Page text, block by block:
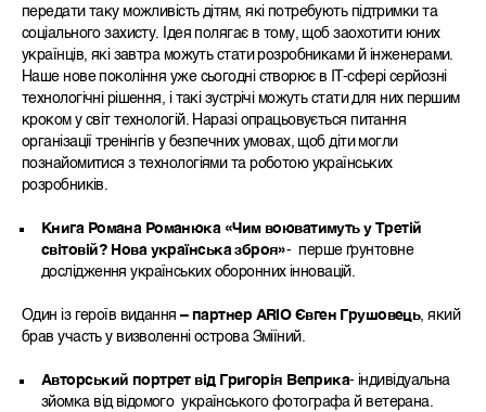
передати таку можливість дітям, які потребують підтримки та
соціального захисту. Ідея полягає в тому, щоб заохотити юних
українців, які завтра можуть стати розробниками й інженерами.
Наше нове покоління уже сьогодні створює в IT-сфері серйозні
технологічні рішення, і такі зустрічі можуть стати для них першим
кроком у світ технологій. Наразі опрацьовується питання
організації тренінгів у безпечних умовах, щоб діти могли
познайомитися з технологіями та роботою українських
розробників.
Книга Романа Романюка «Чим воюватимуть у Третій
світовій? Нова українська зброя»- перше ґрунтовне
дослідження українських оборонних інновацій.
Один із героїв видання– партнер ARIO Євген Грушовець, який
брав участь у визволенні острова Зміїний.
Авторський портрет від Григорія Веприка- індивідуальна
зйомка від відомого українського фотографа й ветерана.